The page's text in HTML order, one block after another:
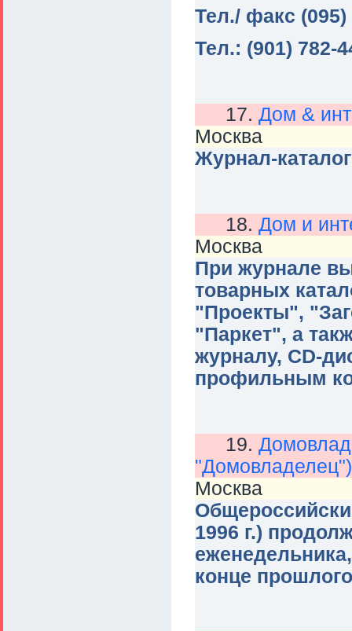
Тел./ факс (095)
Тел.: (901) 782-
17. Дом &
Москва
Журнал-
18. Дом и
Москва
При журнале
товарных
"Проекты",
"Паркет", а
журналу, CD-
профильным
19.
"Домовладелец")
Москва
1996 г.)
конце